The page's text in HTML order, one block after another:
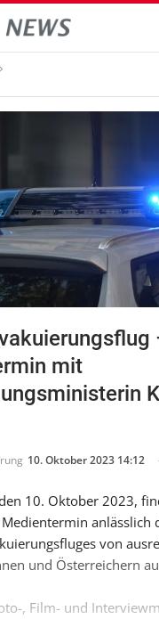
mit
10. Oktober 2023 14:12
10. Oktober 2023,
anlässlich
von
und Österreichern
, Film- und